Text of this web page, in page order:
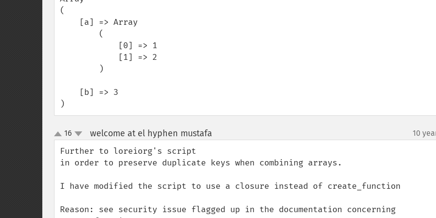
(
)
up
down
16 welcome at el hyphen mustafa 10
Further to loreiorg's script
in order to preserve duplicate keys when combining arrays.
I have modified the script to use a closure instead of create_function
Reason: see security issue flagged up in the documentation concerning